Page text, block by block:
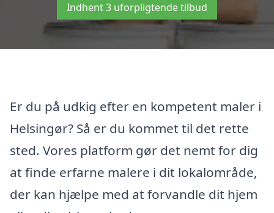
Indhent 3 uforpligtende tilbud
Er du på udkig efter en kompetent maler i
Helsingør? Så er du kommet til det rette
sted. Vores platform gør det nemt for dig
at finde erfarne malere i dit lokalområde,
der kan hjælpe med at forvandle dit hjem